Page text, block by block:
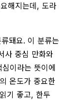
해지는데, 도라
돼요. 이 분류는
사 중심 만화와
이라는 뜻이에
온도가 중요한
기 좋고, 한두